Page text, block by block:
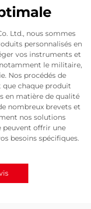
Ltd., nous sommes
personnalisés en
vos instruments et
le militaire,
Nos procédés de
que chaque produit
en matière de qualité
nombreux brevets et
nos solutions
peuvent offrir une
besoins spécifiques.